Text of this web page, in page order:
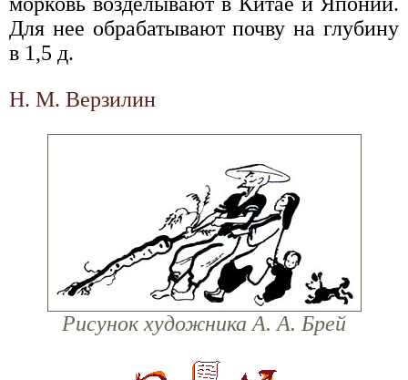
Для нее обрабатывают почву на глубину
в 1,5 д.
Н. М. Верзилин
Рисунок художника А. А. Брей